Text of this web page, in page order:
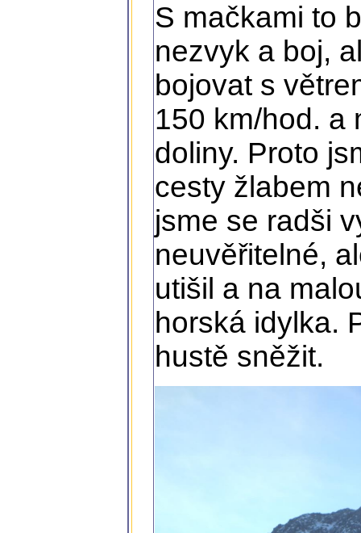
S mačkami to
nezvyk a boj,
bojovat s
150 km/hod. a
doliny. Proto
cesty žlabem
jsme se radši
neuvěřitelné,
utišil a na
horská idylka.
hustě sněžit.